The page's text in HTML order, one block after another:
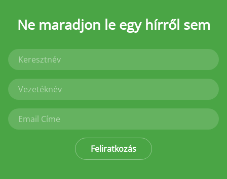
Ne maradjon le egy hírről sem
Feliratkozás